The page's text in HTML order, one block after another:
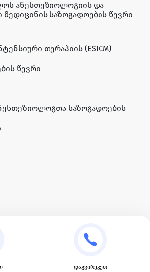
დაგვირეკეთ
ანესთეზიოლოგიის და
მედიცინის საზოგადოების წევრი
თერაპიის (ESICM)
წევრი
საზოგადოების